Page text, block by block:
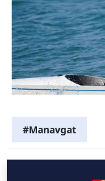
#Manavgat